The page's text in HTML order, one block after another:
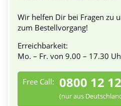
Wir helfen Dir bei Fragen zu
zum Bestellvorgang!
Erreichbarkeit:
Mo. – Fr. von 9.00 – 17.30
Free Call: 0800 12
(nur aus